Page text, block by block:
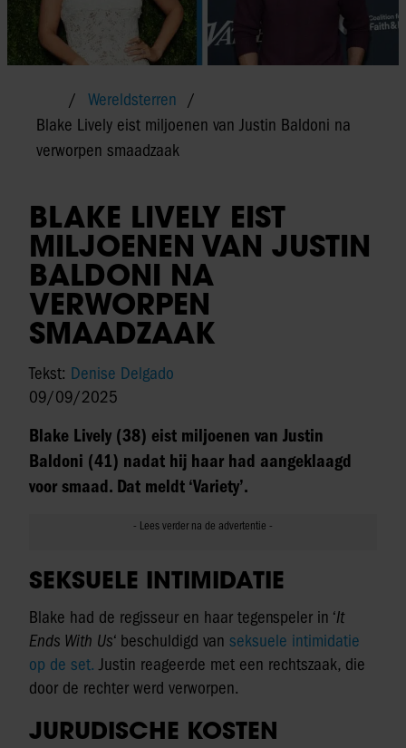
Wereldsterren
Blake Lively eist miljoenen van Justin Baldoni na
verworpen smaadzaak
BLAKE LIVELY EIST
MILJOENEN VAN JUSTIN
BALDONI NA
VERWORPEN
SMAADZAAK
Tekst: Denise Delgado
09/09/2025
Blake Lively (38) eist miljoenen van Justin
Baldoni (41) nadat hij haar had aangeklaagd
voor smaad. Dat meldt ‘Variety’.
SEKSUELE INTIMIDATIE
Blake had de regisseur en haar tegenspeler in ‘It
Ends With Us‘ beschuldigd van seksuele intimidatie
op de set. Justin reageerde met een rechtszaak, die
door de rechter werd verworpen.
JURUDISCHE KOSTEN